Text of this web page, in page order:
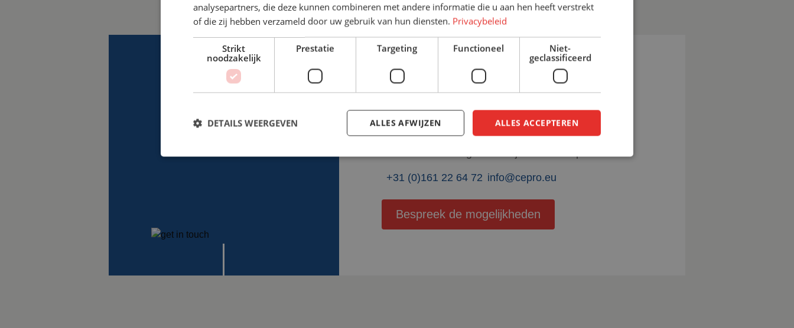
MEER WETEN?
We helpen je graag verder! We bespreken de
mogelijkheden en kunnen je onze showroom laten
+31 (0)161 22 64 72 info@cepro.eu
Bespreek de mogelijkheden
analysepartners, die deze kunnen combineren met andere informatie die u aan hen heeft verstrekt
of die zij hebben verzameld door uw gebruik van hun diensten. Privacybeleid
Strikt
noodzakelijk
Prestatie Targeting Functioneel
Niet-
geclassificeerd
ALLES ACCEPTEREN
ALLES AFWIJZEN
DETAILS WEERGEVEN